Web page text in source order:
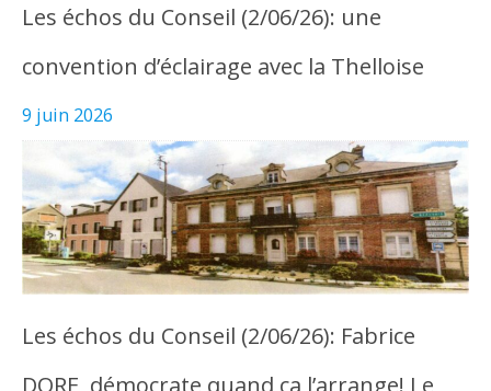
Les échos du Conseil (2/06/26): une
convention d’éclairage avec la Thelloise
9 juin 2026
Les échos du Conseil (2/06/26): Fabrice